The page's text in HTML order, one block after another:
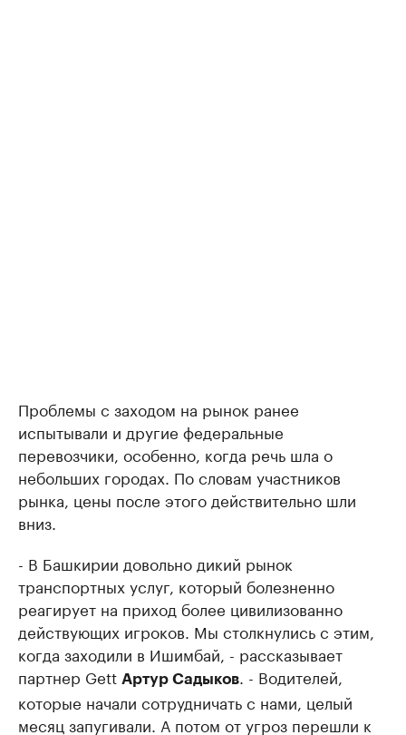
Проблемы с заходом на рынок ранее
испытывали и другие федеральные
перевозчики, особенно, когда речь шла о
небольших городах. По словам участников
рынка, цены после этого действительно шли
вниз.
- В Башкирии довольно дикий рынок
транспортных услуг, который болезненно
реагирует на приход более цивилизованно
действующих игроков. Мы столкнулись с этим,
когда заходили в Ишимбай, - рассказывает
партнер Gett Артур Садыков. - Водителей,
которые начали сотрудничать с нами, целый
месяц запугивали. А потом от угроз перешли к